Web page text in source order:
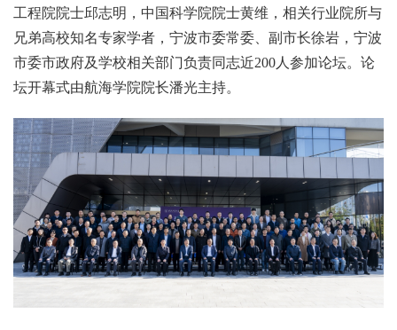
工程院院士邱志明，中国科学院院士黄维，相关行业院所与
兄弟高校知名专家学者，宁波市委常委、副市长徐岩，宁波
市委市政府及学校相关部门负责同志近200人参加论坛。论
坛开幕式由航海学院院长潘光主持。